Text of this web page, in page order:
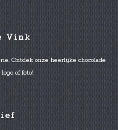
Vink
Ontdek onze heerlijke chocolade
of foto!